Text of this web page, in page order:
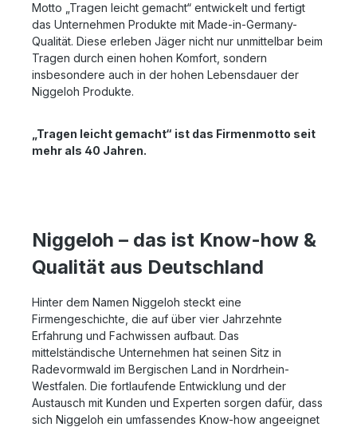
Motto „Tragen leicht gemacht“ entwickelt und fertigt
das Unternehmen Produkte mit Made-in-Germany-
Qualität. Diese erleben Jäger nicht nur unmittelbar beim
Tragen durch einen hohen Komfort, sondern
insbesondere auch in der hohen Lebensdauer der
Niggeloh Produkte.
„Tragen leicht gemacht“ ist das Firmenmotto seit
mehr als 40 Jahren.
Niggeloh – das ist Know-how &
Qualität aus Deutschland
Hinter dem Namen Niggeloh steckt eine
Firmengeschichte, die auf über vier Jahrzehnte
Erfahrung und Fachwissen aufbaut. Das
mittelständische Unternehmen hat seinen Sitz in
Radevormwald im Bergischen Land in Nordrhein-
Westfalen. Die fortlaufende Entwicklung und der
Austausch mit Kunden und Experten sorgen dafür, dass
sich Niggeloh ein umfassendes Know-how angeeignet